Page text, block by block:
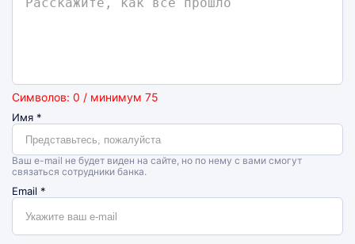
Символов: 0 / минимум 75
Имя *
Ваш e-mail не будет виден на сайте, но по нему с вами смогут
связаться сотрудники банка.
Email *